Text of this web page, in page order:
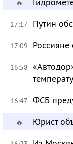
🔥
17:17 Путин
17:09 Россияне
16:58
16:47 ФСБ
🔥 Юрист